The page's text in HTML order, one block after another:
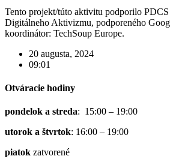
Tento projekt/túto aktivitu podporilo PDCS
Digitálneho Aktivizmu, podporeného
koordinátor: TechSoup Europe.
20 augusta, 2024
09:01
Otváracie hodiny
pondelok a streda: 15:00 – 19:00
utorok a štvrtok: 16:00 – 19:00
piatok zatvorené